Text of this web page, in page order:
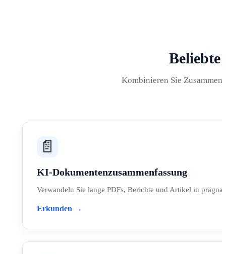
Beliebte
Kombinieren Sie
📄
KI-Dokumentenzusammenfassung
Verwandeln Sie lange PDFs, Berichte und Artikel in
Erkunden →